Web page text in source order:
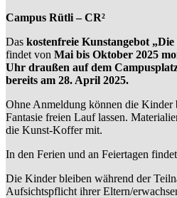
Campus Rütli – CR²
Das kostenfreie Kunstangebot
findet von Mai bis Oktober 2025
Uhr draußen auf dem
bereits am 28. April 2025.
Ohne Anmeldung können die Kinder
Fantasie freien Lauf lassen.
die Kunst-Koffer mit.
In den Ferien und an Feiertagen
Die Kinder bleiben während der
Aufsichtspflicht ihrer Eltern/